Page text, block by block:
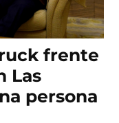
frente
Las
persona